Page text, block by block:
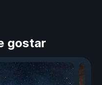
gostar